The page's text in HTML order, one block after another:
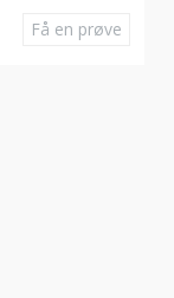
Få en prøve